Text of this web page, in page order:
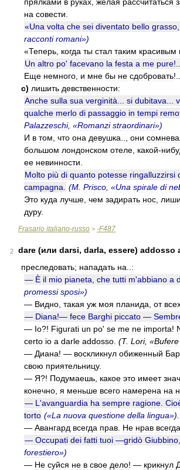
на совести
«Una volta che sei diventato bello grasso
racconti romani»)
«Теперь когда ты стал таким красивым
Un altro po' facevano la festa a me pure!...
Еще немного и мне бы не сдобровать!..
c) лишить девственности:
Anche sulla sua verginità si dubitava
qualche merlo di passaggio in tempi
Palazzeschi, «Romanzi straordinari»)
И в том что она девушка они
большом лондонском отеле какой-
ее невинности
Molto più di quanto potesse ringalluzzirsi
campagna
(M Prisco , «Una spirale di
Это куда лучше чем задирать нос
дуру.
Frasario italiano-russo > -F487
2 dare (или darsi, darla, essere) addosso
преследовать; нападать на
:
— È il mio pianeta che tutti m'abbiano a
promessi sposi»)
— Видно такая уж моя планида от
— Diana!— fece Barghi piccato —
— Io?! Figurati un po' se me ne importa!
certo io a darle addosso (T. Lori, «Bufere
— Диана! — воскликнул обиженный
свою приятельницу.
— Я?! Подумаешь какое это имеет
конечно я меньше всего намерена на
— L 'avanguardia ha sempre ragione
torto («La nuova questione della lingua»).
— Авангард всегда прав Не нрав всегда
— Occupati dei fatti tuoi —gridò Giubbino
forestiero»)
— Не суйся не в свое дело! — крикнул